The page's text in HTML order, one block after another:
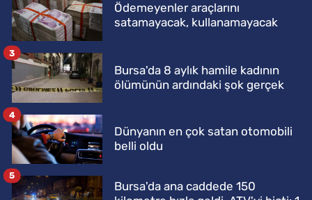
Ödemeyenler araçlarını
satamayacak, kullanamayacak
Bursa'da 8 aylık hamile kadının
ölümünün ardındaki şok gerçek
3
Dünyanın en çok satan otomobili
belli oldu
4
Bursa'da ana caddede 150
5